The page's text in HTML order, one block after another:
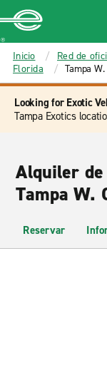
MAIN
CONTENT
Enterprise
Inicio Red de
Florida
Tampa
Looking for Exotic
Tampa Exotics
Alquiler de
Tampa W.
Reservar